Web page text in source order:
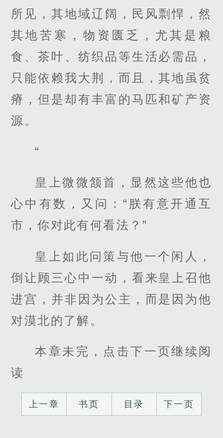
所见，其地域辽阔，民风剽悍，然
其地苦寒，物资匮乏，尤其是粮
食、茶叶、纺织品等生活必需品，
只能依赖我大荆，而且，其地虽贫
瘠，但是却有丰富的马匹和矿产资
源。
“
皇上微微颔首，显然这些他也
心中有数，又问：“朕有意开通互
市，你对此有何看法？”
皇上如此问策与他一个闲人，
倒让顾三心中一动，看来皇上召他
进宫，并非因为公主，而是因为他
对漠北的了解。
本章未完，点击下一页继续阅
读
上一章 书页 目录 下一页